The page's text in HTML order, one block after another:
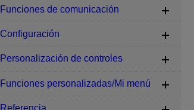
Funciones de comunicación
Configuración
Personalización de controles
Funciones personalizadas/Mi menú